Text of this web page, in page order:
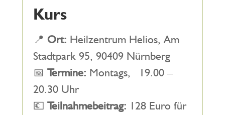
Kurs
📍 Ort: Heilzentrum Helios, Am
Stadtpark 95, 90409 Nürnberg
📅 Termine: Montags, 19.00 –
20.30 Uhr
💶 Teilnahmebeitrag: 128 Euro für